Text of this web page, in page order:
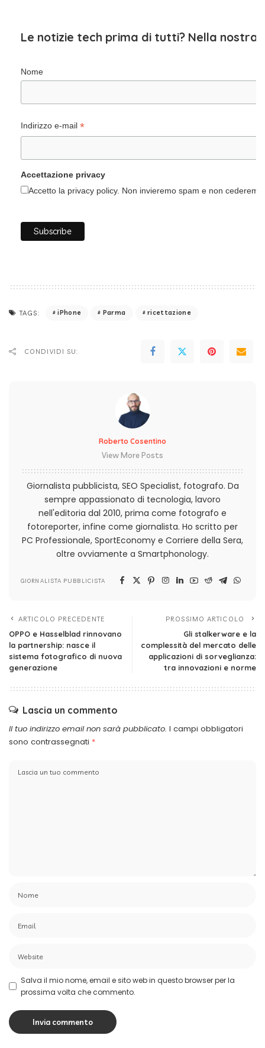
Le notizie tech prima di tutti? Nella nostra
Nome
Indirizzo e-mail *
Accettazione privacy
Accetto la privacy policy. Non invieremo spam e non
TAGS: iPhone Parma ricettazione
CONDIVIDI SU:
Roberto Cosentino
View More Posts
Giornalista pubblicista, SEO Specialist, fotografo. Da
sempre appassionato di tecnologia, lavoro
nell'editoria dal 2010, prima come fotografo e
fotoreporter, infine come giornalista. Ho scritto per
PC Professionale, SportEconomy e Corriere della Sera,
oltre ovviamente a Smartphonology.
GIORNALISTA PUBBLICISTA
ARTICOLO PRECEDENTE
OPPO e Hasselblad rinnovano
la partnership: nasce il
sistema fotografico di nuova
generazione
PROSSIMO ARTICOLO
Gli stalkerware e la
complessità del mercato delle
applicazioni di sorveglianza:
tra innovazioni e norme
Lascia un commento
Il tuo indirizzo email non sarà pubblicato. I campi obbligatori
sono contrassegnati *
Salva il mio nome, email e sito web in questo browser per la
prossima volta che commento.